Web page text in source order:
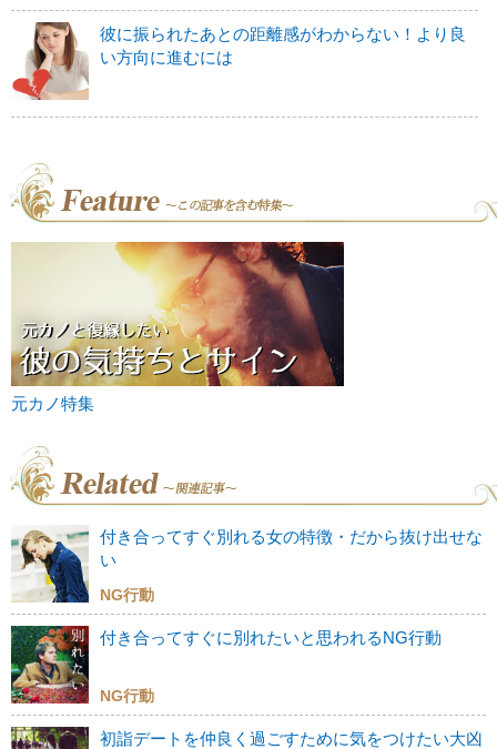
彼に振られたあとの距離感がわからない！より良
い方向に進むには
元カノ特集
付き合ってすぐ別れる女の特徴・だから抜け出せな
い
NG行動
付き合ってすぐに別れたいと思われるNG行動
NG行動
初詣デートを仲良く過ごすために気をつけたい大凶